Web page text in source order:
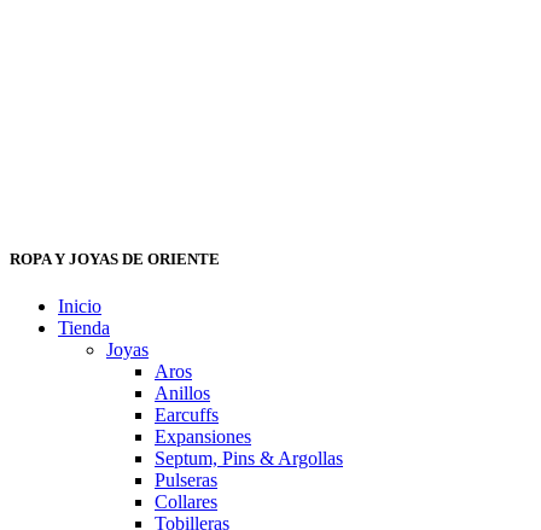
ROPA Y JOYAS DE ORIENTE
Inicio
Tienda
Joyas
Aros
Anillos
Earcuffs
Expansiones
Septum, Pins & Argollas
Pulseras
Collares
Tobilleras